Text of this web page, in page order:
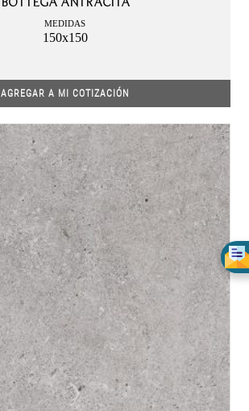
BOTTEGA ANTRACITA
MEDIDAS
150x150
AGREGAR A MI COTIZACIÓN